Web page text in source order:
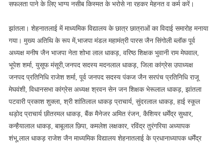
ना
रहकर
मेहनत
व
कर्म
करें।
सफलता पाने के लिए भाग्य नसीब किस्मत के भरोसे ना रहकर मेहनत व कर्म करें।
झांतला। शेहनातलाई में माध्यमिक विद्यालय के छात्र छात्राओं का विदाई समारोह मनाया
गया। मुख्य अतिथि के रूप में,भाजपा मंडल महामंत्री पारस जैन सिंगोली ब्लॉक पूर्व
अध्यक्ष मनीष जैन भाजपा नेता शोभा लाल धाकड़, वरिष्ठ शिक्षक भुवानी राम मेघवाल,
भूपेश शर्मा, युसूफ मंसूरी,जनपद सदस्य मदनलाल धाकड़, जिला कांग्रेस उपाध्यक्ष
जनपद प्रतिनिधि राजेश शर्मा, पूर्व जनपद सदस्य पंकज जैन सरपंच प्रतिनिधि राजू
मेघवंशी, विधानसभा कांग्रेस अध्यक्ष श्रवन सेन जन शिक्षक भेरूलाल धाकड़, झांतला
पटवारी प्रकाश शुक्ला, श्री शांतिलाल धाकड़ प्राचार्य, सुंदरलाल धाकड़, हाई स्कूल
थड़ोद प्राचार्य छीतरमल धाकड़, बैंक मैनेजर अमित रंजन, कैशियर धर्मेंद्र सुथार,
कन्हैयालाल धाकड़, बाबूलाल छिपा, कमलेश लक्षकार, रविंद्र तुरंगरिया अध्यापक
शंभू,लाल धाकड़ राजेश जैन माध्यमिक विद्यालय शेहनातलाई के प्रधानाध्यापक धर्मेंद्र